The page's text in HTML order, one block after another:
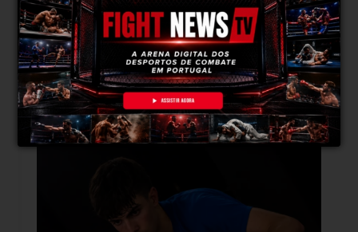
A minha raça, resiliência e nunca desistir de
um desafio.